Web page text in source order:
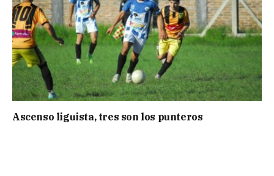
Ascenso liguista, tres son los punteros